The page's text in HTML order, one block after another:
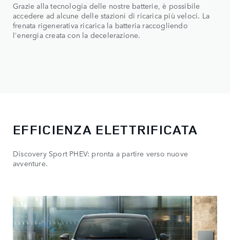
Grazie alla tecnologia delle nostre batterie, è possibile
accedere ad alcune delle stazioni di ricarica più veloci. La
frenata rigenerativa ricarica la batteria raccogliendo
l'energia creata con la decelerazione.
EFFICIENZA ELETTRIFICATA
Discovery Sport PHEV: pronta a partire verso nuove
avventure.